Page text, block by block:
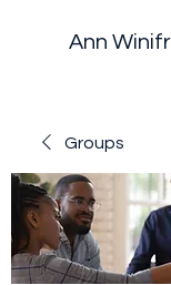
Ann
Groups